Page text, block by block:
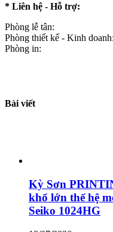
* Liên hệ - Hỗ trợ:
Phòng lễ tân:
Phòng thiết kế - Kinh
Phòng in:
Bài viết
Kỳ Sơn
khổ lớn thế hệ
Seiko 1024HG